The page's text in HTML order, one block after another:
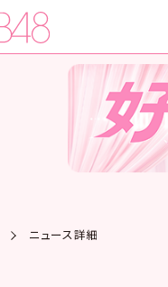
ニュース詳細